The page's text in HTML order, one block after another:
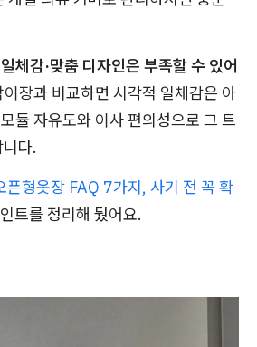
체감·맞춤 디자인은 부족할 수 있어
장과 비교하면 시각적 일체감은 아
듈 자유도와 이사 편의성으로 그 트
다.
픈형옷장 FAQ 7가지, 사기 전 꼭 확
트를 정리해 뒀어요.